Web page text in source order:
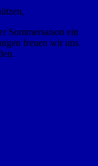
Sommersaison ein
freuen wir uns.